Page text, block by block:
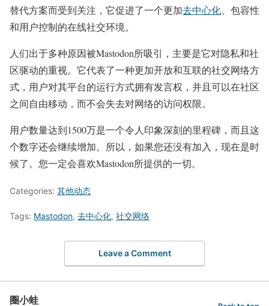
替代方案而受到关注，它促进了一个更加去中心化 、包容性
和用户控制的在线社交环境。
人们出于多种原因被Mastodon所吸引，主要是它对隐私和社
区驱动的重视。它代表了一种更加开放和互联的社交网络方
式，用户对其平台的运行方式拥有发言权，并且可以在社区
之间自由移动，而不会失去对网络的访问权限。
用户数量达到1500万是一个令人印象深刻的里程碑，而且这
个数字还会继续增加。所以，如果您还没有加入，现在是时
候了。您一定会喜欢Mastodon所提供的一切。
Categories: 其他动态
Tags: Mastodon, 去中心化, 社交网络
Leave a Comment
圈小蛙